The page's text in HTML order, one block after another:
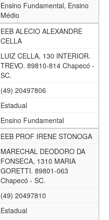
Ensino Fundamental, Ensino
Médio
EEB ALECIO ALEXANDRE
CELLA
LUIZ CELLA, 130 INTERIOR.
TREVO. 89810-814 Chapecó -
SC.
(49) 20497806
Estadual
Ensino Fundamental
EEB PROF IRENE STONOGA
MARECHAL DEODORO DA
FONSECA, 1310 MARIA
GORETTI. 89801-063
Chapecó - SC.
(49) 20497810
Estadual